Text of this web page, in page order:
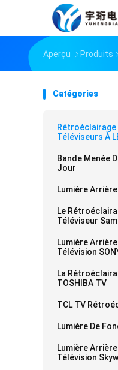
Aperçu Produits
Catégories
Rétroéclairage
Téléviseurs À
Bande Menée
Jour
Lumière Arrière
Le
Téléviseur
Lumière Arrière
Télévision
La
TOSHIBA TV
TCL TV
Lumière De
Lumière Arrière
Télévision